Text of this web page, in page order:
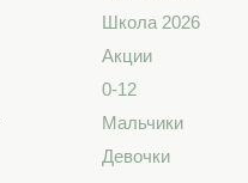
Школа 2026
Акции
0-12
Мальчики
Девочки